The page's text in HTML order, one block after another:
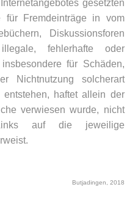
gesetzten
für Fremdeinträge in vom
Diskussionsforen
fehlerhafte oder
für Schäden,
Nichtnutzung solcherart
entstehen, haftet allein der
verwiesen wurde, nicht
auf die jeweilige
Butjadingen, 2018